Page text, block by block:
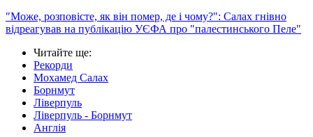
"Може, розповісте, як він помер, де і чому?": Салах гнівно
відреагував на публікацію УЄФА про "палестинського Пеле"
Читайте ще:
Рекорди
Мохамед Салах
Борнмут
Ліверпуль
Ліверпуль - Борнмут
Англія